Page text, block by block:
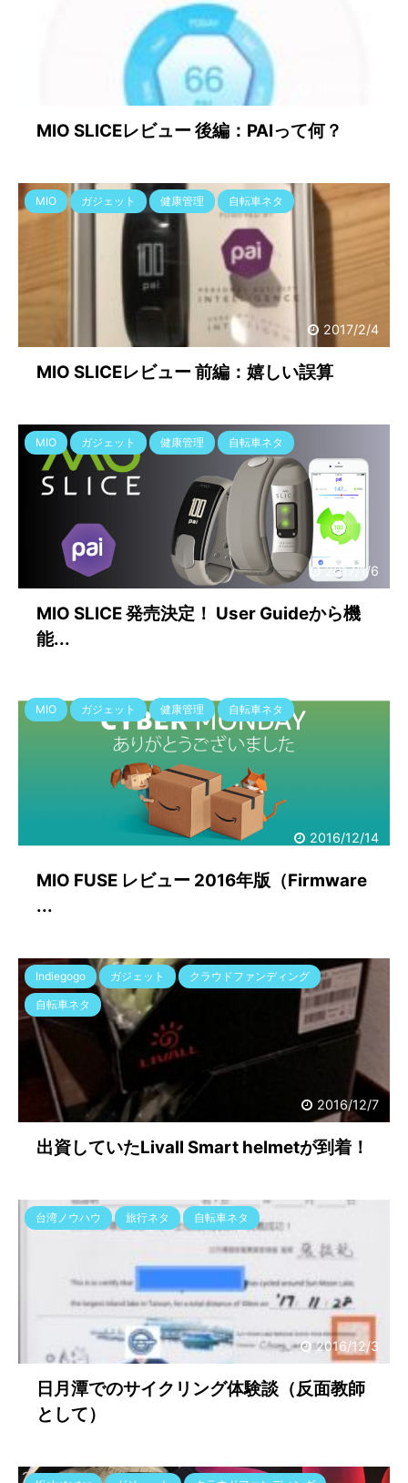
MIO SLICEレビュー 後編：PAIって何？
2017/2/4
MIO ガジェット 健康管理 自転車ネタ
MIO SLICEレビュー 前編：嬉しい誤算
2017/1/6
MIO ガジェット 健康管理 自転車ネタ
MIO SLICE 発売決定！ User Guideから機
能...
2016/12/14
MIO ガジェット 健康管理 自転車ネタ
MIO FUSE レビュー 2016年版（Firmware
...
2016/12/7
Indiegogo ガジェット クラウドファンディング
自転車ネタ
出資していたLivall Smart helmetが到着！
2016/12/3
台湾ノウハウ 旅行ネタ 自転車ネタ
日月潭でのサイクリング体験談（反面教師
として）